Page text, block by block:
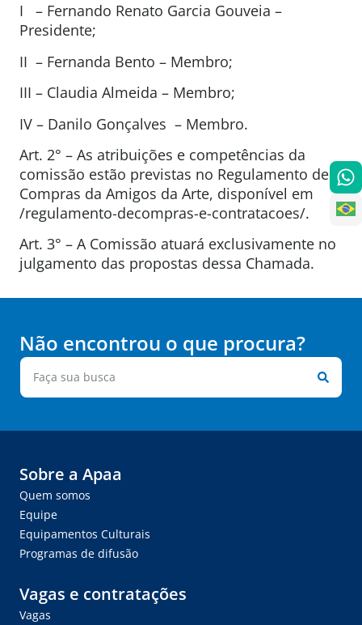
I – Fernando Renato Garcia Gouveia –
Presidente;
II – Fernanda Bento – Membro;
III – Claudia Almeida – Membro;
IV – Danilo Gonçalves – Membro.
Art. 2° – As atribuições e competências da
comissão estão previstas no Regulamento de
Compras da Amigos da Arte, disponível em
/regulamento-decompras-e-contratacoes/.
Art. 3° – A Comissão atuará exclusivamente no
julgamento das propostas dessa Chamada.
Não encontrou o que procura?
Sobre a Apaa
Quem somos
Equipe
Equipamentos Culturais
Programas de difusão
Vagas e contratações
Vagas